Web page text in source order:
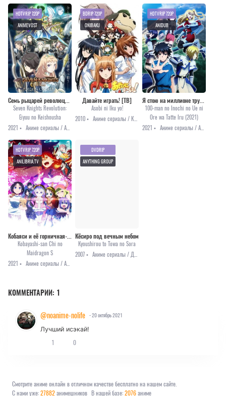
Seven Knights Revolution:
Eiyuu no Keishousha
2021 •
HDTVRIP 720P
ANIMEVOST
Давайте играть! [ТВ]
Asobi ni Iku yo!
2010 •
BDRIP 720P
ONIBAKU
100-man no Inochi no Ue ni
Ore wa Tatte Iru (2021)
2021 •
HDTVRIP 720P
ANIDUB
Kobayashi-san Chi no
Maidragon S
2021 •
Аниме сериалы / Аниме 2021 / Комедия / Повседневность
HDTVRIP 720P
ANILIBRIA.TV
Кёсиро под вечным небом
Kyoushirou to Towa no Sora
2007 •
Аниме сериалы / Драма / Приключения / Романтика / Фэнтези
DVDRIP
ANYTHING GROUP
КОММЕНТАРИИ: 1
@noanime-nolife - 20 октябрь 2021
Лучший исэкай!
1 0
Смотрите аниме онлайн в отличном качестве бесплатно на нашем сайте.
С нами уже:27882анимешников В нашей базе:2076аниме